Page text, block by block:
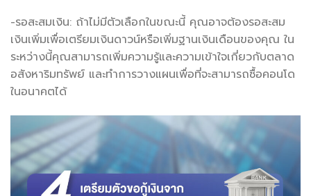
-รอสะสมเงิน: ถ้าไม่มีตัวเลือกในขณะนี้ คุณอาจต้องรอสะสม
เงินเพิ่มเพื่อเตรียมเงินดาวน์หรือเพิ่มฐานเงินเดือนของคุณ ใน
ระหว่างนี้คุณสามารถเพิ่มความรู้และความเข้าใจเกี่ยวกับตลาด
อสังหาริมทรัพย์ และทำการวางแผนเพื่อที่จะสามารถซื้อคอนโด
ในอนาคตได้